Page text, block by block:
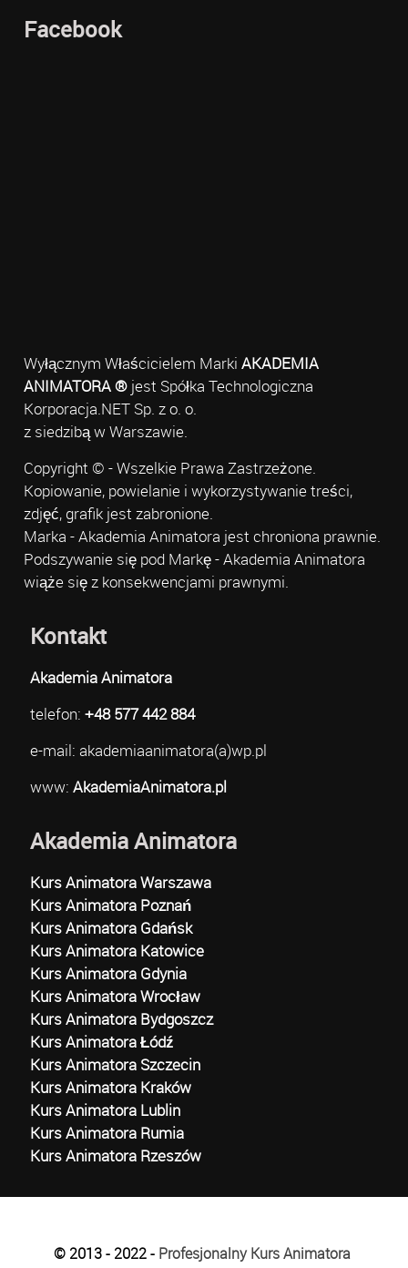
Facebook
Wyłącznym Właścicielem Marki AKADEMIA
ANIMATORA ®jest Spółka Technologiczna
Korporacja.NET Sp. z o. o.
z siedzibą w Warszawie.
Copyright © - Wszelkie Prawa Zastrzeżone.
Kopiowanie, powielanie i wykorzystywanie treści,
zdjęć, grafik jest zabronione.
Marka - Akademia Animatora jest chroniona prawnie.
Podszywanie się pod Markę - Akademia Animatora
wiąże się z konsekwencjami prawnymi.
Kontakt
Akademia Animatora
telefon: +48 577 442 884
e-mail: akademiaanimatora(a)wp.pl
www: AkademiaAnimatora.pl
Akademia Animatora
Kurs Animatora Warszawa
Kurs Animatora Poznań
Kurs Animatora Gdańsk
Kurs Animatora Katowice
Kurs Animatora Gdynia
Kurs Animatora Wrocław
Kurs Animatora Bydgoszcz
Kurs Animatora Łódź
Kurs Animatora Szczecin
Kurs Animatora Kraków
Kurs Animatora Lublin
Kurs Animatora Rumia
Kurs Animatora Rzeszów
© 2013 - 2022 - Profesjonalny Kurs Animatora